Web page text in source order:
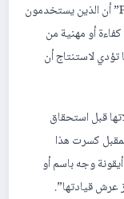
Psychological and Personality Science” أن الذين يستخدمون
أو مهنية من
تؤدي لاستنتاج أن
قبل استحقاق
كسرت هذا
وجه باسم أو
قيادتها”.